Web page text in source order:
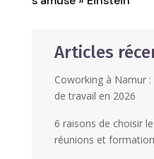
Articles
Coworking à Namur
de travail en 2026
6 raisons de choisir
réunions et